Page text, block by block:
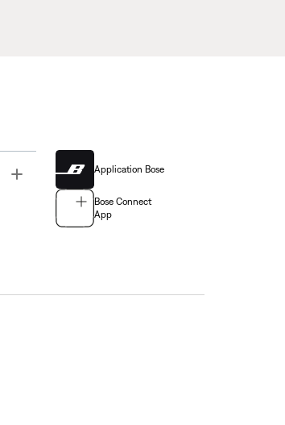
Application Bose
Bose Connect
App